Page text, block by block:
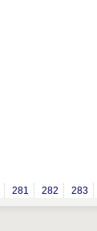
281 282 283